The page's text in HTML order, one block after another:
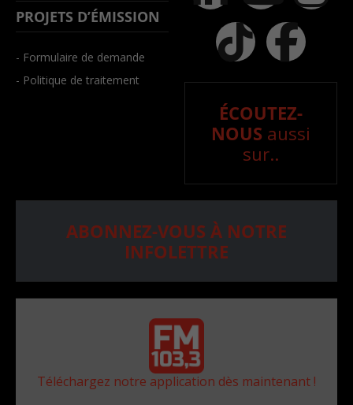
PROJETS D’ÉMISSION
- Formulaire de demande
- Politique de traitement
ÉCOUTEZ-
NOUS aussi
sur..
ABONNEZ-VOUS À NOTRE
INFOLETTRE
Téléchargez notre application dès maintenant !